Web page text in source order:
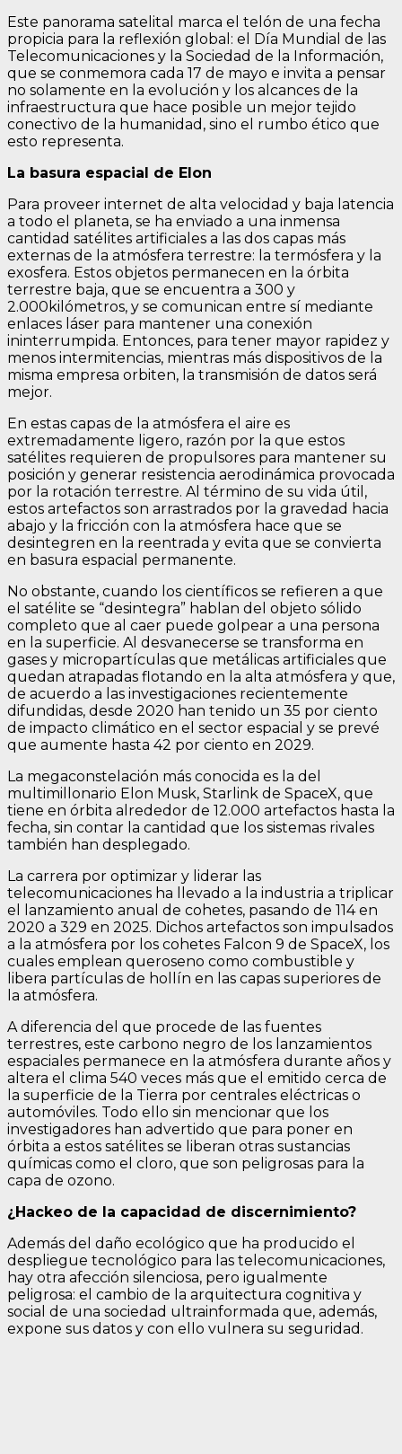
Este panorama satelital marca el telón de una fecha
propicia para la reflexión global: el Día Mundial de las
Telecomunicaciones y la Sociedad de la Información,
que se conmemora cada 17 de mayo e invita a pensar
no solamente en la evolución y los alcances de la
infraestructura que hace posible un mejor tejido
conectivo de la humanidad, sino el rumbo ético que
esto representa.
La basura espacial de Elon
Para proveer internet de alta velocidad y baja latencia
a todo el planeta, se ha enviado a una inmensa
cantidad satélites artificiales a las dos capas más
externas de la atmósfera terrestre: la termósfera y la
exosfera. Estos objetos permanecen en la órbita
terrestre baja, que se encuentra a 300 y
2.000kilómetros, y se comunican entre sí mediante
enlaces láser para mantener una conexión
ininterrumpida. Entonces, para tener mayor rapidez y
menos intermitencias, mientras más dispositivos de la
misma empresa orbiten, la transmisión de datos será
mejor.
En estas capas de la atmósfera el aire es
extremadamente ligero, razón por la que estos
satélites requieren de propulsores para mantener su
posición y generar resistencia aerodinámica provocada
por la rotación terrestre. Al término de su vida útil,
estos artefactos son arrastrados por la gravedad hacia
abajo y la fricción con la atmósfera hace que se
desintegren en la reentrada y evita que se convierta
en basura espacial permanente.
No obstante, cuando los científicos se refieren a que
el satélite se “desintegra” hablan del objeto sólido
completo que al caer puede golpear a una persona
en la superficie. Al desvanecerse se transforma en
gases y micropartículas que metálicas artificiales que
quedan atrapadas flotando en la alta atmósfera y que,
de acuerdo a las investigaciones recientemente
difundidas, desde 2020 han tenido un 35 por ciento
de impacto climático en el sector espacial y se prevé
que aumente hasta 42 por ciento en 2029.
La megaconstelación más conocida es la del
multimillonario Elon Musk, Starlink de SpaceX, que
tiene en órbita alrededor de 12.000 artefactos hasta la
fecha, sin contar la cantidad que los sistemas rivales
también han desplegado.
La carrera por optimizar y liderar las
telecomunicaciones ha llevado a la industria a triplicar
el lanzamiento anual de cohetes, pasando de 114 en
2020 a 329 en 2025. Dichos artefactos son impulsados
a la atmósfera por los cohetes Falcon 9 de SpaceX, los
cuales emplean queroseno como combustible y
libera partículas de hollín en las capas superiores de
la atmósfera.
A diferencia del que procede de las fuentes
terrestres, este carbono negro de los lanzamientos
espaciales permanece en la atmósfera durante años y
altera el clima 540 veces más que el emitido cerca de
la superficie de la Tierra por centrales eléctricas o
automóviles. Todo ello sin mencionar que los
investigadores han advertido que para poner en
órbita a estos satélites se liberan otras sustancias
químicas como el cloro, que son peligrosas para la
capa de ozono.
¿Hackeo de la capacidad de discernimiento?
Además del daño ecológico que ha producido el
despliegue tecnológico para las telecomunicaciones,
hay otra afección silenciosa, pero igualmente
peligrosa: el cambio de la arquitectura cognitiva y
social de una sociedad ultrainformada que, además,
expone sus datos y con ello vulnera su seguridad.